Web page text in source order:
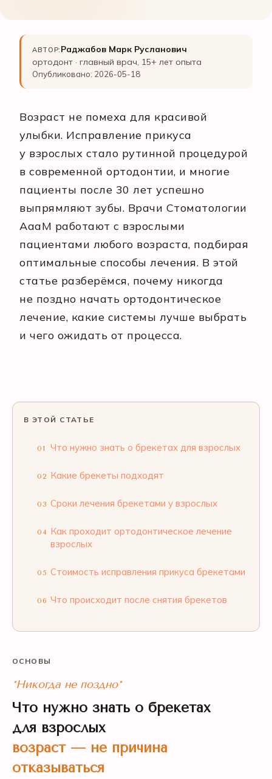
АВТОР: Раджабов Марк Русланович
ортодонт · главный врач, 15+ лет опыта
Опубликовано: 2026-05-18
Возраст не помеха для красивой
улыбки. Исправление прикуса
у взрослых стало рутинной процедурой
в современной ортодонтии, и многие
пациенты после 30 лет успешно
выпрямляют зубы. Врачи Стоматологии
АааМ работают с взрослыми
пациентами любого возраста, подбирая
оптимальные способы лечения. В этой
статье разберёмся, почему никогда
не поздно начать ортодонтическое
лечение, какие системы лучше выбрать
и чего ожидать от процесса.
В ЭТОЙ СТАТЬЕ
01 Что нужно знать о брекетах для взрослых
02 Какие брекеты подходят
03 Сроки лечения брекетами у взрослых
04 Как проходит ортодонтическое лечение
взрослых
05 Стоимость исправления прикуса брекетами
06 Что происходит после снятия брекетов
ОСНОВЫ
*Никогда не поздно*
Что нужно знать о брекетах
для взрослых
возраст — не причина
отказываться